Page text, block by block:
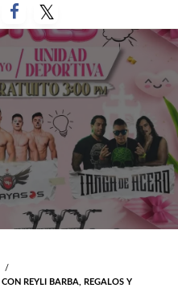
REYLI BARBA, REGALOS Y